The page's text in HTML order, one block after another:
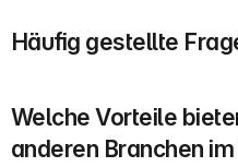
Häufig gestellte
Welche Vorteile
anderen Branchen